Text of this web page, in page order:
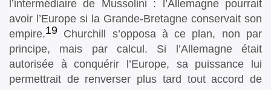
l’intermédiaire de Mussolini : l’Allemagne pourrait
avoir l’Europe si la Grande-Bretagne conservait son
empire.19 Churchill s’opposa à ce plan, non par
principe, mais par calcul. Si l’Allemagne était
autorisée à conquérir l’Europe, sa puissance lui
permettrait de renverser plus tard tout accord de